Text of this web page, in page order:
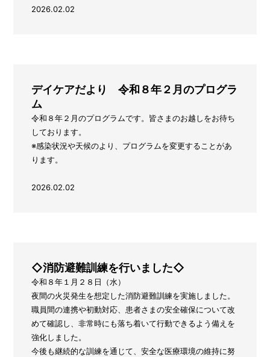
2026.02.02
デイケアだより 令和８年２月のプログラ
ム
令和８年２月のプログラムです。皆さまのお越しをお待ち
しております。
※感染状況や天候のより、プログラムを変更することがあ
ります。
2026.02.02
◇消防避難訓練を行いました◇
令和８年１月２８日（水）
夜間の火災発生を想定した消防避難訓練を実施しました。
職員間の連携や初動対応、患者さまの安全確保について改
めて確認し、非常時にも落ち着いて行動できるよう備えを
強化しました。
今後も継続的な訓練を通じて、安全な医療環境の維持に努